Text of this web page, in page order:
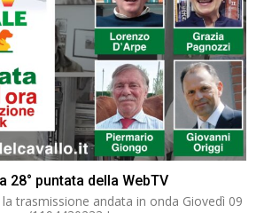
28° puntata della WebTV
trasmissione andata in onda Giovedì 09